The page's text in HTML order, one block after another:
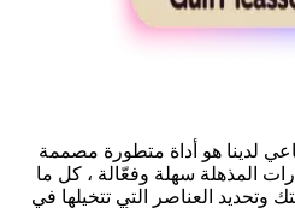
لدينا هو أداة متطورة مصممة
المذهلة سهلة وفعّالة ، كل ما
العناصر التي تتخيلها في